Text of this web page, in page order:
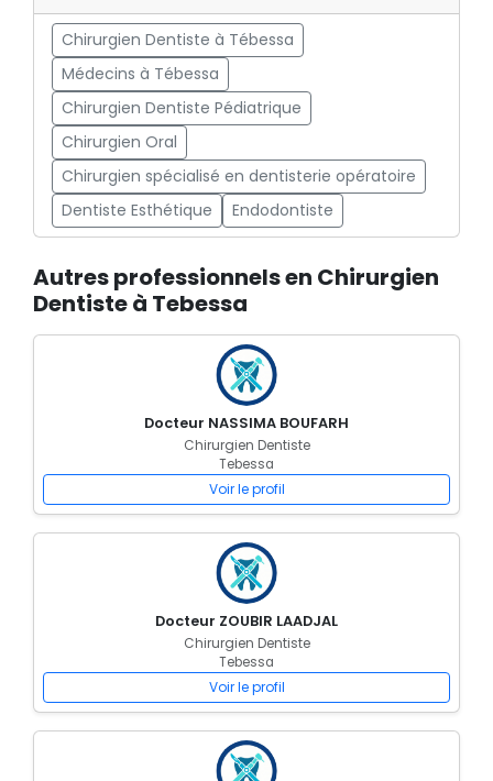
Chirurgien Dentiste à Tébessa
Médecins à Tébessa
Chirurgien Dentiste Pédiatrique
Chirurgien Oral
Chirurgien spécialisé en dentisterie opératoire
Dentiste Esthétique
Endodontiste
Autres professionnels en Chirurgien
Dentiste à Tebessa
Docteur NASSIMA BOUFARH
Chirurgien Dentiste
Tebessa
Voir le profil
Docteur ZOUBIR LAADJAL
Chirurgien Dentiste
Tebessa
Voir le profil